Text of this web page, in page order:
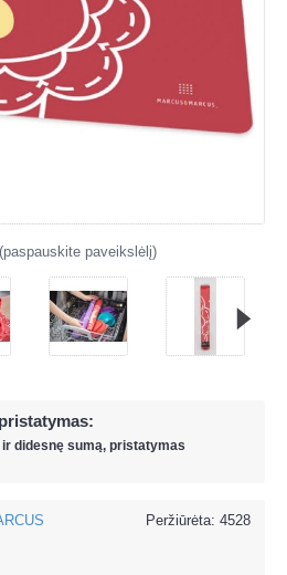
paveikslėlį)
ir didesnę sumą, pristatymas
Peržiūrėta: 4528